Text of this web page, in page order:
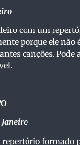
com um
porque ele não
canções.
formado